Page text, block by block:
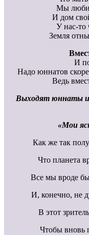
Мы
И дом
У нас-то
Земля
И
Надо юннатов
Ведь
Выходят юннаты
«Мои
Как же так
Что планета
Все мы вроде
И, конечно, не
В этот
Чтобы вновь